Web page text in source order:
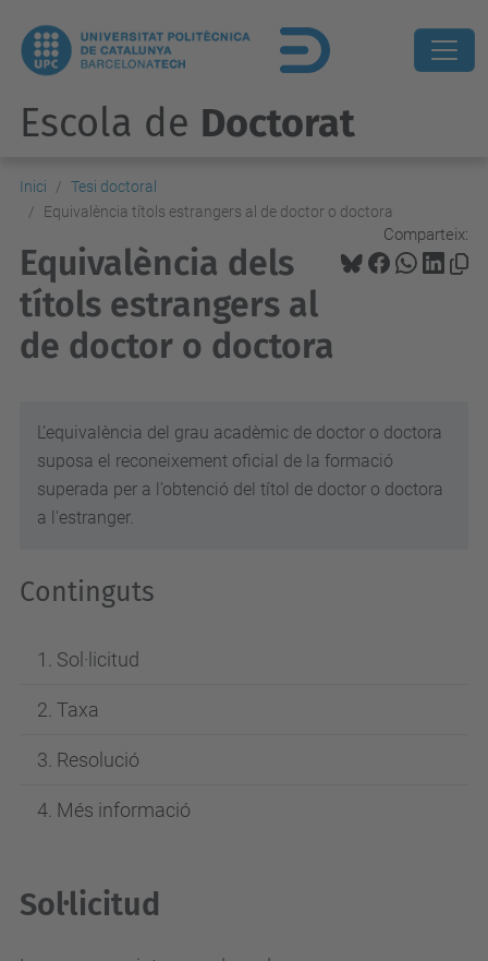
Escola de Doctorat
Inici
Tesi doctoral
Equivalència títols estrangers al de doctor o doctora
Comparteix:
Equivalència dels
títols estrangers al
de doctor o doctora
L’equivalència del grau acadèmic de doctor o doctora
suposa el reconeixement oficial de la formació
superada per a l’obtenció del títol de doctor o doctora
a l'estranger.
Continguts
Sol·licitud
Taxa
Resolució
Més informació
Sol·licitud